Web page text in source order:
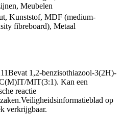
, Meubelen
, Kunststof, MDF (medium-
fibreboard), Metaal
Bevat 1,2-benzisothiazool-3(2H)-
MIT(3:1). Kan een
reactie
Veiligheidsinformatieblad op
verkrijgbaar.